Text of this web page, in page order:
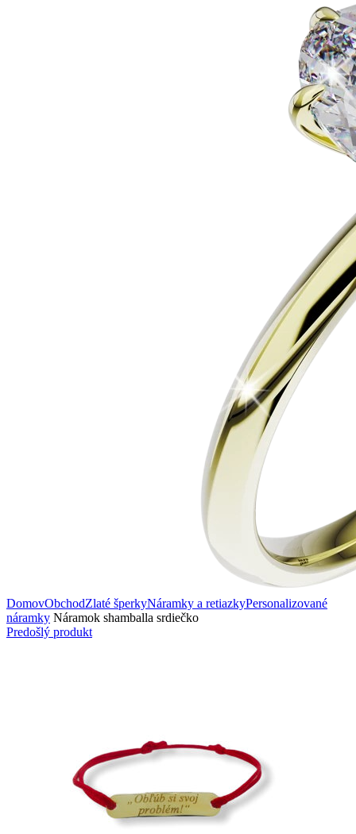
Zásnubné prstne z kolekcie Jewel of Love.
DomovObchodZlaté šperkyNáramky a retiazkyPersonalizované
náramky Náramok shamballa srdiečko
Predošlý produkt